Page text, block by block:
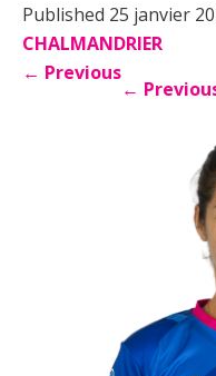
Published 25 janvier
CHALMANDRIER
← Previous
←